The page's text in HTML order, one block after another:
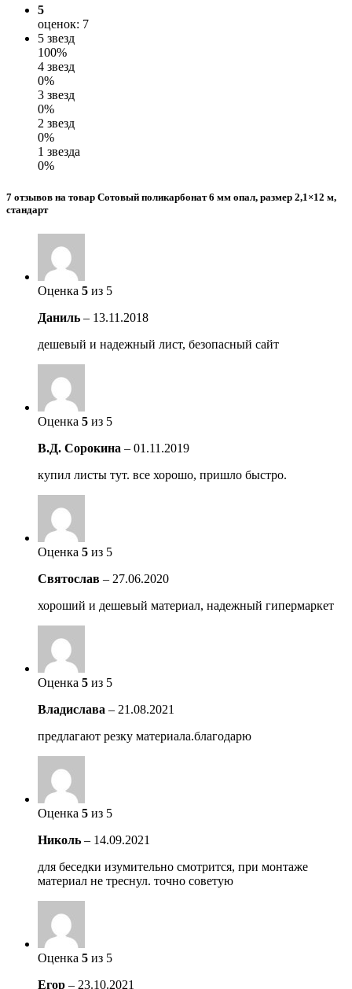
5
оценок: 7
5 звезд
100%
4 звезд
0%
3 звезд
0%
2 звезд
0%
1 звезда
0%
7 отзывов на товар Сотовый поликарбонат 6 мм опал, размер 2,1×12 м,
стандарт
Оценка 5 из 5
Даниль – 13.11.2018
дешевый и надежный лист, безопасный сайт
Оценка 5 из 5
В.Д. Сорокина – 01.11.2019
купил листы тут. все хорошо, пришло быстро.
Оценка 5 из 5
Святослав – 27.06.2020
хороший и дешевый материал, надежный гипермаркет
Оценка 5 из 5
Владислава – 21.08.2021
предлагают резку материала.благодарю
Оценка 5 из 5
Николь – 14.09.2021
для беседки изумительно смотрится, при монтаже
материал не треснул. точно советую
Оценка 5 из 5
Егор – 23.10.2021